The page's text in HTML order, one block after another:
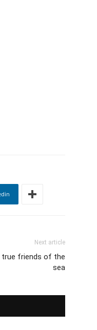
Next article
true friends of the
sea